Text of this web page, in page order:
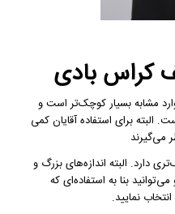
کراس بادی
مشابه بسیار کوچک‌تر است و
البته برای استفاده آقایان کمی
می‌گیرند
دارد. البته اندازه‌های بزرگ و
بنا به استفاده‌ای که
نمایید.